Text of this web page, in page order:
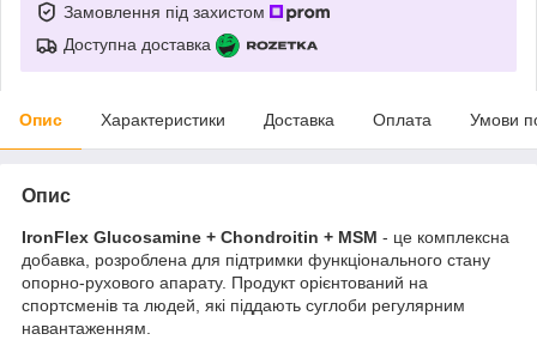
Замовлення під захистом
Доступна доставка
Опис Характеристики Доставка Оплата Умови
Опис
IronFlex Glucosamine + Chondroitin + MSM - це комплексна
добавка, розроблена для підтримки функціонального стану
опорно-рухового апарату. Продукт орієнтований на
спортсменів та людей, які піддають суглоби регулярним
навантаженням.